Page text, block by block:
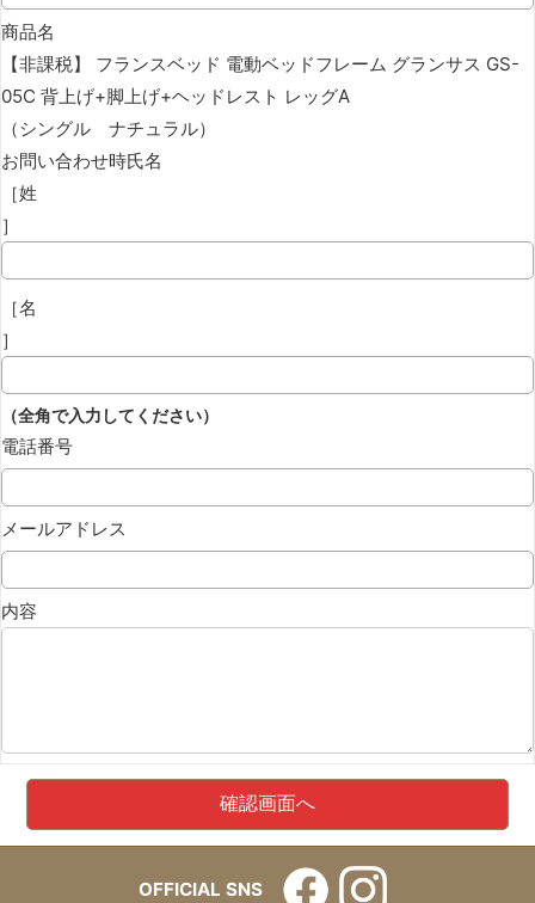
商品名
【非課税】 フランスベッド 電動ベッドフレーム グランサス GS-
05C 背上げ+脚上げ+ヘッドレスト レッグA
（シングル ナチュラル）
お問い合わせ時氏名
［姓
］
［名
］
（全角で入力してください）
電話番号
メールアドレス
内容
OFFICIAL SNS